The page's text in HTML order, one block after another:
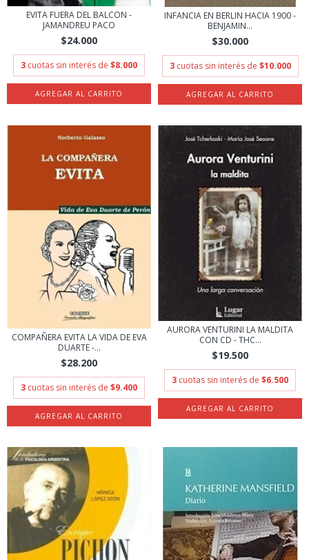
EVITA FUERA DEL BALCON -
JAMANDREU PACO
$24.000
3 cuotas sin interés de $8.000
INFANCIA EN BERLIN HACIA 1900 -
BENJAMIN...
$30.000
3 cuotas sin interés de $10.000
COMPAÑERA EVITA LA VIDA DE EVA
DUARTE -...
$28.200
3 cuotas sin interés de $9.400
AURORA VENTURINI LA MALDITA
CON CD - THC...
$19.500
3 cuotas sin interés de $6.500